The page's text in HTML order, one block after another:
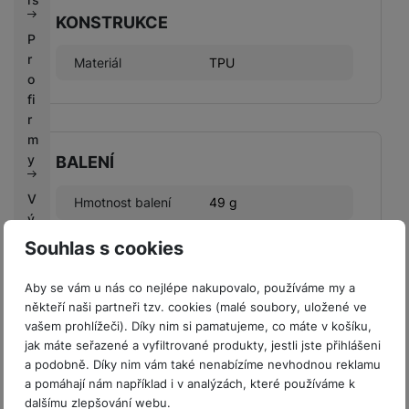
Souhlas s cookies
Aby se vám u nás co nejlépe nakupovalo, používáme my a
někteří naši partneři tzv. cookies (malé soubory, uložené ve
vašem prohlížeči). Díky nim si pamatujeme, co máte v košíku,
jak máte seřazené a vyfiltrované produkty, jestli jste přihlášeni
a podobně. Díky nim vám také nenabízíme nevhodnou reklamu
a pomáhají nám například i v analýzách, které používáme k
dalšímu zlepšování webu.
P
r
o
fi
r
m
y
V
ý
k
u
n
b
o
n
u
KONSTRUKCE
Materiál TPU
BALENÍ
Hmotnost balení 49 g
Výška balení 1,34 CM